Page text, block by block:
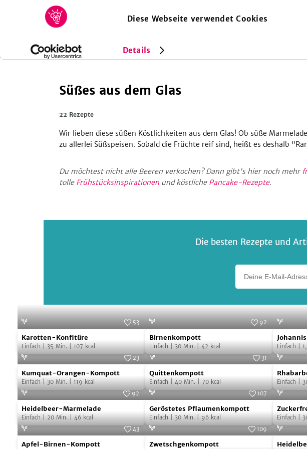
Diese Webseite verwendet Cookies
Details
REZEPTE SAMMLUNGEN MAGAZIN
Rezeptsammlungen Süßes aus dem Glas
Süßes aus dem Glas
22 Rezepte
Wir lieben diese süßen Köstlichkeiten aus dem Glas! Ob süße
zu allerlei Süßspeisen. Sobald die Früchte reif sind, heißt es deshalb
Du möchtest nicht alle Beeren verkochen? Dann gibt's hier noch mehr
tolle Frühstücksinspirationen und köstliche Pancake-Rezepte.
Die besten Rezepte und
Karotten-
Konfitüre
53
Karotten-Konfitüre
Einfach| 35 Min.| 107 kcal
Birnenkompott
92
Birnenkompott
Einfach| 30 Min.| 42kcal Einfach|
Kumquat-
Orangen-
Kompott
23
Kumquat-Orangen-Kompott
Einfach| 30 Min.| 119 kcal
Quittenkompott
31
Quittenkompott
Einfach| 40 Min.| 70kcal Einfach|
Heidelbeer-
Marmelade
Foto:
92
Heidelbeer-Marmelade
Einfach| 20 Min.| 46kcal
Geröstetes
Pflaumenkompott
107
Geröstetes Pflaumenkompott
Einfach| 30 Min.| 96kcal Einfach|
Apfel-
43
Apfel-Birnen-Kompott Zwetschgenkompott
109
Zwetschgenkompott